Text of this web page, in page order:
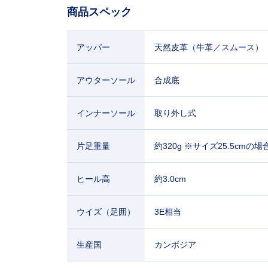
商品スペック
アッパー 天然皮革（牛革／スムース）
アウターソール 合成底
インナーソール 取り外し式
片足重量 約320g ※サイズ25.5cmの場
ヒール高 約3.0cm
ウイズ（足囲） 3E相当
生産国 カンボジア